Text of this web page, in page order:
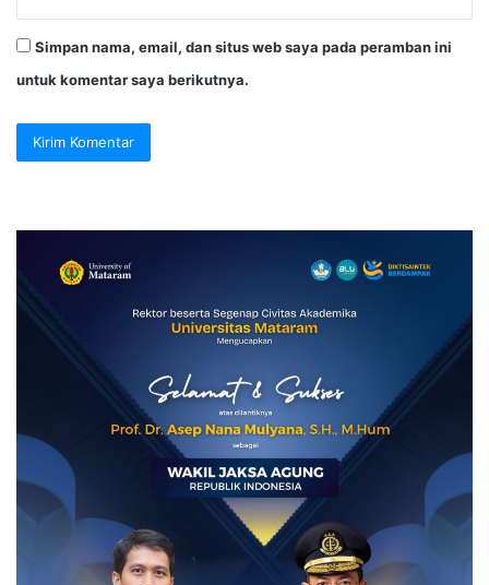
Simpan nama, email, dan situs web saya pada peramban ini
untuk komentar saya berikutnya.